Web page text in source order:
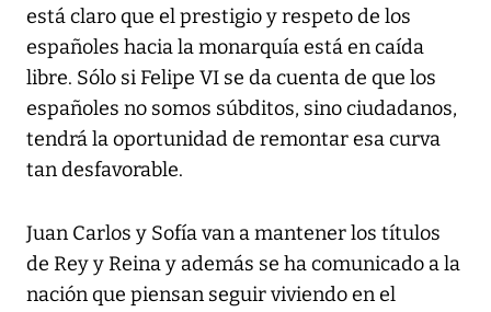
está claro que el prestigio y respeto de los
españoles hacia la monarquía está en caída
libre. Sólo si Felipe VI se da cuenta de que los
españoles no somos súbditos, sino ciudadanos,
tendrá la oportunidad de remontar esa curva
tan desfavorable.
Juan Carlos y Sofía van a mantener los títulos
de Rey y Reina y además se ha comunicado a la
nación que piensan seguir viviendo en el